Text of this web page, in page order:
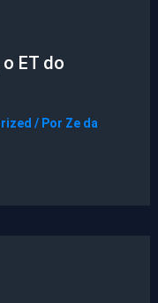
ET do
/ Por Ze da